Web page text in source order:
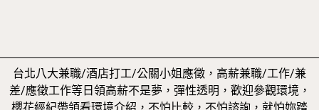
台北八大兼職/酒店打工/公關小姐應徵，高薪兼職/工作/兼
差/應徵工作等日領高薪不是夢，彈性透明，歡迎參觀環境，